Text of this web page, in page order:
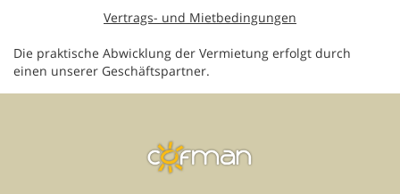
Vertrags- und Mietbedingungen
Die praktische Abwicklung der Vermietung erfolgt durch
einen unserer Geschäftspartner.